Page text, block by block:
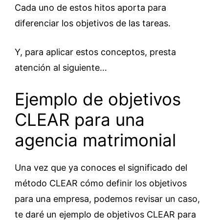
Cada uno de estos hitos aporta para
diferenciar los objetivos de las tareas.
Y, para aplicar estos conceptos, presta
atención al siguiente…
Ejemplo de objetivos
CLEAR para una
agencia matrimonial
Una vez que ya conoces el significado del
método CLEAR cómo definir los objetivos
para una empresa, podemos revisar un caso,
te daré un ejemplo de objetivos CLEAR para